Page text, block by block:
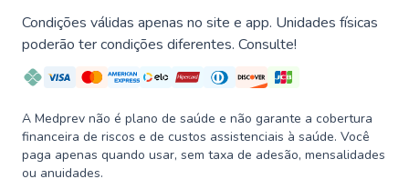
Condições válidas apenas no site e app. Unidades físicas
poderão ter condições diferentes. Consulte!
A Medprev não é plano de saúde e não garante a cobertura
financeira de riscos e de custos assistenciais à saúde. Você
paga apenas quando usar, sem taxa de adesão, mensalidades
ou anuidades.